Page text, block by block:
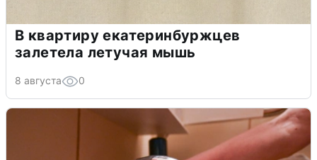
В квартиру екатеринбуржцев
залетела летучая мышь
8 августа 0